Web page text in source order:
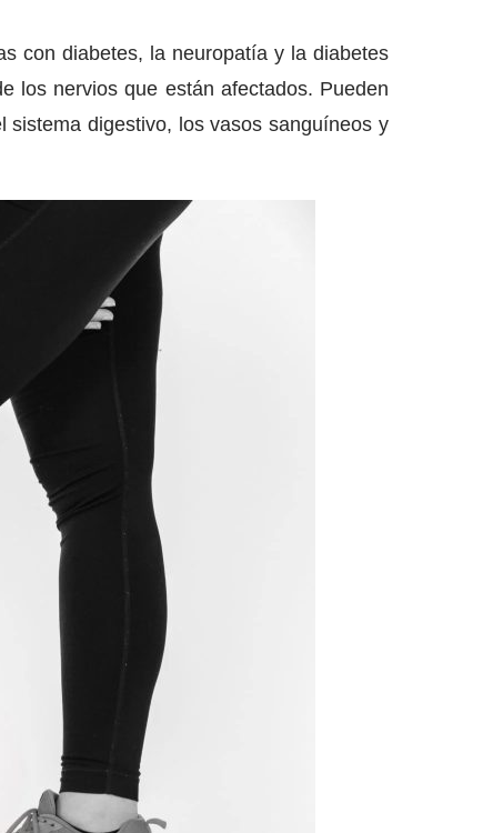
con diabetes, la neuropatía y la diabetes
los nervios que están afectados. Pueden
digestivo, los vasos sanguíneos y